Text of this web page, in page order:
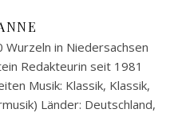
in Niedersachsen
Redakteurin seit 1981
Musik: Klassik, Klassik,
Länder: Deutschland,